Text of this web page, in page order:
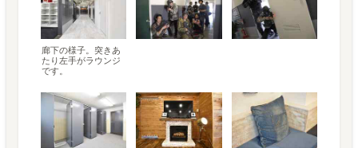
廊下の様子。突きあ
たり左手がラウンジ
です。